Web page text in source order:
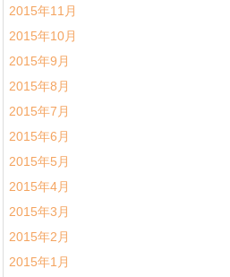
2015年11月
2015年10月
2015年9月
2015年8月
2015年7月
2015年6月
2015年5月
2015年4月
2015年3月
2015年2月
2015年1月